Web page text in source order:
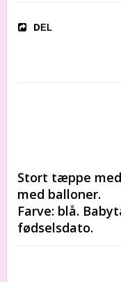
DEL
Stort tæppe
med balloner.
Farve: blå.
fødselsdato.